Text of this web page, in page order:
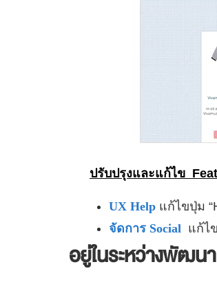
ปรับปรุงและแก้ไข
UX Help แก้ไขปุ่ม
จัดการ Social แก้ไ
อยู่ในระหว่างพัฒนา